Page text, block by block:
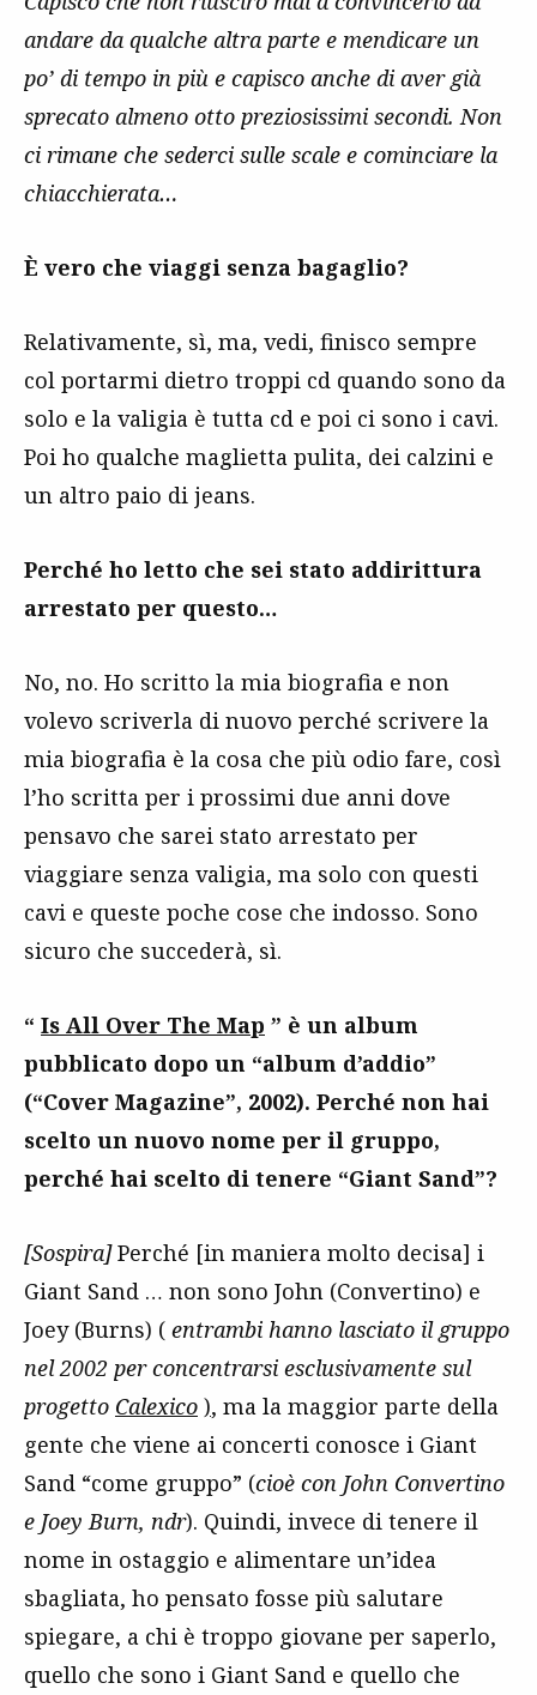
andare da qualche altra parte e mendicare un
po’ di tempo in più e capisco anche di aver già
sprecato almeno otto preziosissimi secondi. Non
ci rimane che sederci sulle scale e cominciare la
chiacchierata…
È vero che viaggi senza bagaglio?
Relativamente, sì, ma, vedi, finisco sempre
col portarmi dietro troppi cd quando sono da
solo e la valigia è tutta cd e poi ci sono i cavi.
Poi ho qualche maglietta pulita, dei calzini e
un altro paio di jeans.
Perché ho letto che sei stato addirittura
arrestato per questo…
No, no. Ho scritto la mia biografia e non
volevo scriverla di nuovo perché scrivere la
mia biografia è la cosa che più odio fare, così
l’ho scritta per i prossimi due anni dove
pensavo che sarei stato arrestato per
viaggiare senza valigia, ma solo con questi
cavi e queste poche cose che indosso. Sono
sicuro che succederà, sì.
“ Is All Over The Map ” è un album
pubblicato dopo un “album d’addio”
(“Cover Magazine”, 2002). Perché non hai
scelto un nuovo nome per il gruppo,
perché hai scelto di tenere “Giant Sand”?
[Sospira]Perché [in maniera molto decisa] i
Giant Sand … non sono John (Convertino) e
Joey (Burns) ( entrambi hanno lasciato il gruppo
nel 2002 per concentrarsi esclusivamente sul
progetto Calexico ), ma la maggior parte della
gente che viene ai concerti conosce i Giant
Sand “come gruppo” (cioè con John Convertino
e Joey Burn, ndr). Quindi, invece di tenere il
nome in ostaggio e alimentare un’idea
sbagliata, ho pensato fosse più salutare
spiegare, a chi è troppo giovane per saperlo,
quello che sono i Giant Sand e quello che